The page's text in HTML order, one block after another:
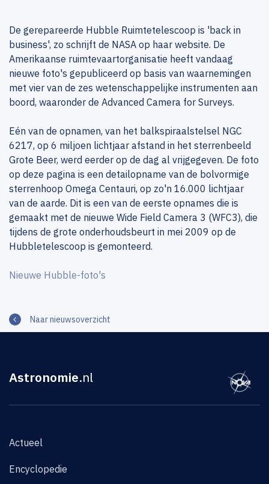
De gerepareerde Hubble Ruimtetelescoop is 'back in
business', zo schrijft de NASA op haar website. De
Amerikaanse ruimtevaartorganisatie heeft vandaag
nieuwe foto's gepubliceerd op basis van waarnemingen
met vier van de zes wetenschappelijke instrumenten aan
boord, waaronder de Advanced Camera for Surveys.
Eén van de opnamen, van het balkspiraalstelsel NGC
6217, op 6 miljoen lichtjaar afstand in het sterrenbeeld
Grote Beer, werd eerder op de dag al vrijgegeven. De foto
op deze pagina is een detailopname van de bolvormige
sterrenhoop Omega Centauri, op zo'n 16.000 lichtjaar
van de aarde. Dit is een van de eerste opnames die is
gemaakt met de nieuwe Wide Field Camera 3 (WFC3), die
tijdens de grote onderhoudsbeurt in mei 2009 op de
Hubbletelescoop is gemonteerd.
Nieuwe Hubble-foto's
Naar nieuwsoverzicht
Astronomie.nl
Actueel
Encyclopedie